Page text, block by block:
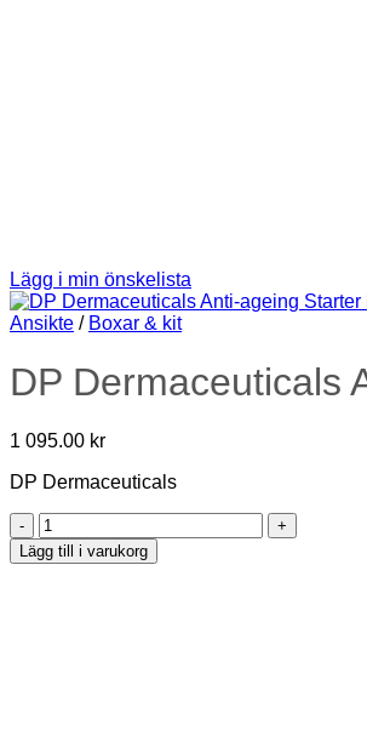
Lägg i min önskelista
Ansikte / Boxar & kit
DP Dermaceuticals
1 095.00 kr
DP Dermaceuticals
DP
Dermaceuticals
Anti-
Lägg till i varukorg